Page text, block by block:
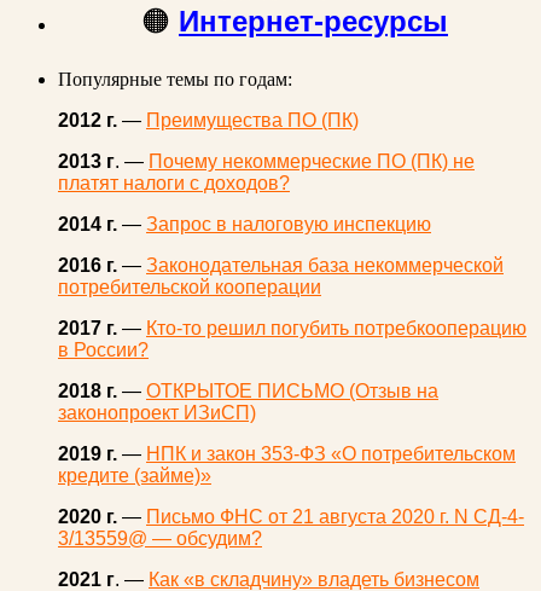
🟠 Интернет-ресурсы
Популярные темы по годам:
2012 г. — Преимущества ПО (ПК)
2013 г. — Почему некоммерческие ПО (ПК) не
платят налоги с доходов?
2014 г. — Запрос в налоговую инспекцию
2016 г. — Законодательная база некоммерческой
потребительской кооперации
2017 г. — Кто-то решил погубить потребкооперацию
в России?
2018 г. — ОТКРЫТОЕ ПИСЬМО (Отзыв на
законопроект ИЗиСП)
2019 г. — НПК и закон 353-ФЗ «О потребительском
кредите (займе)»
2020 г. — Письмо ФНС от 21 августа 2020 г. N СД-4-
3/13559@ — обсудим?
2021 г. — Как «в складчину» владеть бизнесом